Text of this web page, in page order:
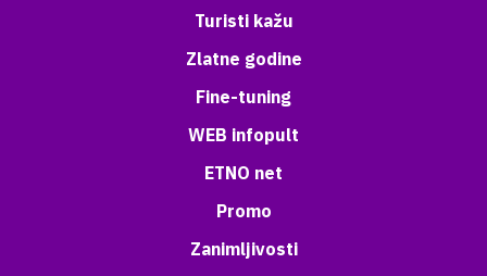
Turisti kažu
Zlatne godine
Fine-tuning
WEB infopult
ETNO net
Promo
Zanimljivosti